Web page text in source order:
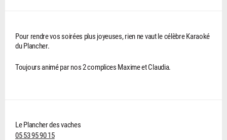
Pour rendre vos soirées plus joyeuses, rien ne vaut le célèbre Karaoké
du Plancher.
Toujours animé par nos 2 complices Maxime et Claudia.
Le Plancher des vaches
05 53 95 90 15